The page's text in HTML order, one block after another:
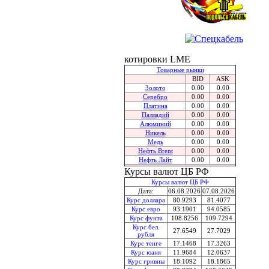
котировки LME
Товарные рынки
BID
ASK
Золото
0.00
0.00
Серебро
0.00
0.00
Платина
0.00
0.00
Палладий
0.00
0.00
Алюминий
0.00
0.00
Никель
0.00
0.00
Медь
0.00
0.00
Нефть Brent
0.00
0.00
Нефть Лайт
0.00 0.00
Курсы валют ЦБ РФ
Курсы валют ЦБ РФ
Дата:
06.08.2026 07.08.2026
Курс доллара
80.9293
81.4077
Курс евро
93.1901
94.0585
Курс фунта
108.8256
109.7294
Курс бел.
рубля
27.6549
27.7029
Курс тенге
17.1468
17.3263
Курс юаня
11.9684
12.0637
Курс гривны
18.1092
18.1865